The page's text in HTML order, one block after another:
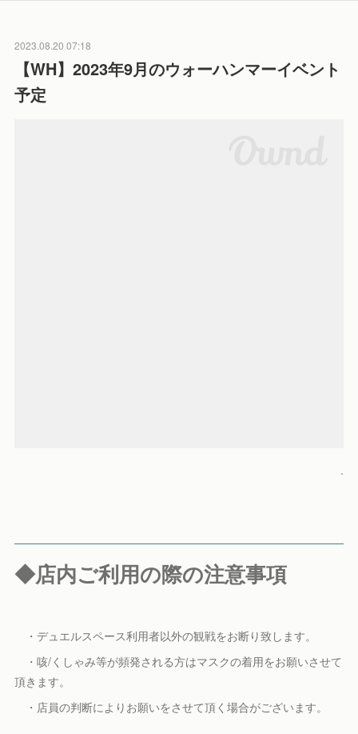
2023.08.20 07:18
【WH】2023年9月のウォーハンマーイベント
予定
.
◆店内ご利用の際の注意事項
・デュエルスペース利用者以外の観戦をお断り致します。
・咳/くしゃみ等が頻発される方はマスクの着用をお願いさせて
頂きます。
・店員の判断によりお願いをさせて頂く場合がございます。